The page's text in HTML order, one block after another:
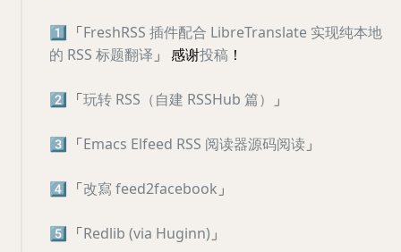
1️⃣ 「FreshRSS 插件配合 LibreTranslate 实现纯本地
的 RSS 标题翻译 」 感谢投稿 ！
2️⃣ 「玩转 RSS（自建 RSSHub 篇） 」
3️⃣ 「Emacs Elfeed RSS 阅读器源码阅读 」
4️⃣ 「改寫 feed2facebook 」
5️⃣ 「Redlib (via Huginn) 」